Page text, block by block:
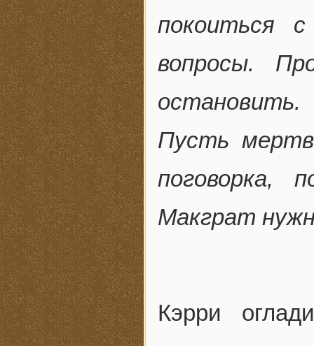
покоиться
вопросы.
остановить.
Пусть
поговорка,
Макграт
Кэрри